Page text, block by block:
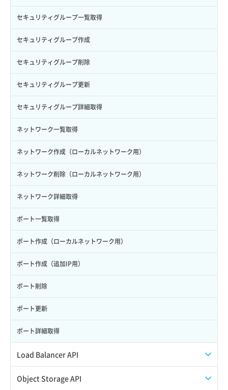
ボリューム一覧取得
ボリューム作成
ボリューム削除
ボリューム更新
ボリューム詳細一覧取得
ボリューム詳細取得
自動バックアップ有効化
自動バックアップ無効化
サーバーに紐づくアドレス取得（ネットワーク指定）
サーバーに紐づくセキュリティグループ取得
サーバープラン一覧取得
サーバープラン変更
サーバープラン詳細一覧取得
サーバープラン詳細取得
サーバーメタデータ取得
サーバーメタデータ更新（ネームタグ変更）
サーバー一覧取得
サーバー作成
サーバー再構築（OS再インストール）
サーバー利用状況グラフ（CPU）
サーバー利用状況グラフ（ディスクIO）
サーバー利用状況グラフ（トラフィック）
サーバー削除
サーバー操作（起動/停止/再起動/強制停止）
サーバー設定切替
セキュリティグループ一覧取得
セキュリティグループ作成
セキュリティグループ削除
セキュリティグループ更新
セキュリティグループ詳細取得
ネットワーク一覧取得
ネットワーク作成（ローカルネットワーク用）
ネットワーク削除（ローカルネットワーク用）
ネットワーク詳細取得
ポート一覧取得
ポート作成（ローカルネットワーク用）
ポート作成（追加IP用）
ポート削除
ポート更新
ポート詳細取得
Load Balancer API
プール一覧取得
Object Storage API